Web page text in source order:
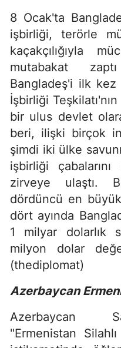
8 Ocak'ta
işbirliği, terörle
kaçakçılığıyla
mutabakat
Bangladeş'i ilk
İşbirliği
bir ulus devlet
beri, ilişki birçok
şimdi iki ülke
işbirliği çabalarını
zirveye ulaştı.
dördüncü en
dört ayında
1 milyar dolarlık
milyon dolar
(thediplomat)
Azerbaycan
Azerbaycan
"Ermenistan